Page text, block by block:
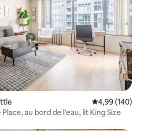
Évaluation
4,99 (140)
au bord de l'eau, lit King Size